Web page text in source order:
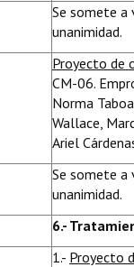
Se somete a
unanimidad.
Proyecto de
CM-06.
Norma
Wallace,
Ariel
Se somete
unanimidad.
6.-
1.- Proyecto